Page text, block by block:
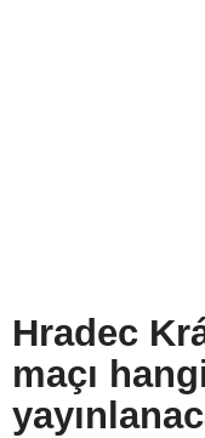
Hradec
maçı